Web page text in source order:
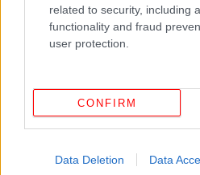
related to security, including
functionality and fraud
user protection.
CONFIRM
Data Deletion Data
ΖΩΗ 21/11/2018 13:15
Καλλιστεία Μις Κόσμος:
στις 32 πρώτες (από τις